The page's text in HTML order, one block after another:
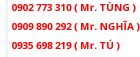
0902 773 310 ( Mr. TÙNG )
0909 890 292 ( Mr. NGHĨA )
0935 698 219 ( Mr. TÚ )